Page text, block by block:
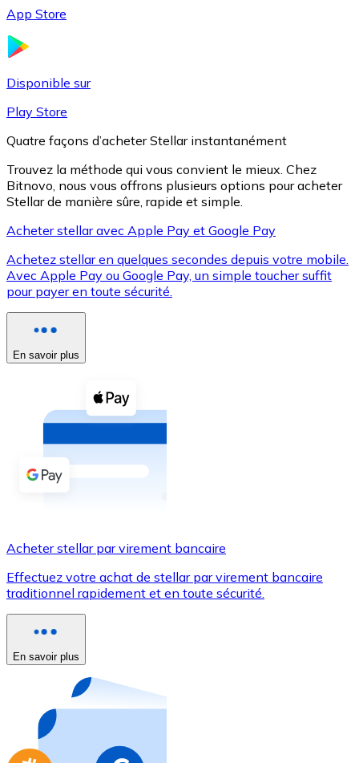
XRP
XRP
Voir toutes
Coupons crypto
Achetez des cryptomonnaies en espèces et d'autres
Acheter avec espèces
Virement SEPA
Utilisez les cartes Visa et Mastercard pour acheter
Acheter avec carte
Nouveau
Achetez des cartes-cadeaux de vos marques
Aller à la boutique de cartes-cadeaux
App Store
Disponible sur
Play Store
Quatre façons d’acheter Stellar instantanément
Trouvez la méthode qui vous convient le mieux. Chez
Bitnovo, nous vous offrons plusieurs options pour acheter
Stellar de manière sûre, rapide et simple.
Acheter stellar avec Apple Pay et Google Pay
Achetez stellar en quelques secondes depuis votre mobile.
Avec Apple Pay ou Google Pay, un simple toucher suffit
pour payer en toute sécurité.
En savoir plus
Acheter stellar par virement bancaire
Effectuez votre achat de stellar par virement bancaire
traditionnel rapidement et en toute sécurité.
En savoir plus